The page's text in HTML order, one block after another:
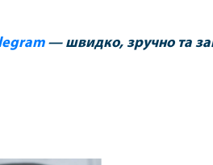
— швидко, зручно та